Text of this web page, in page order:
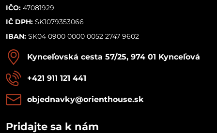
IČO: 47081929
IČ DPH: SK1079353066
IBAN: SK04 0900 0000 0052 2747 9602
Kynceľovská cesta 57/25, 974 01 Kynceľová
+421 911 121 441
objednavky​@orienthouse​.sk
Pridajte sa k nám